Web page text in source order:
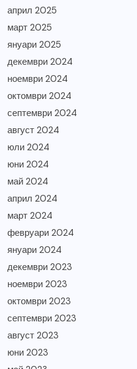
април 2025
март 2025
януари 2025
декември 2024
ноември 2024
октомври 2024
септември 2024
август 2024
юли 2024
юни 2024
май 2024
април 2024
март 2024
февруари 2024
януари 2024
декември 2023
ноември 2023
октомври 2023
септември 2023
август 2023
юни 2023